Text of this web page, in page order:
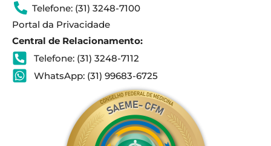
Telefone: (31) 3248-7100
Portal da Privacidade
Central de Relacionamento:
Telefone: (31) 3248-7112
WhatsApp: (31) 99683-6725